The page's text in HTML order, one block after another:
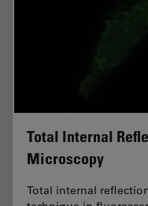
Total Internal
Microscopy
Total internal